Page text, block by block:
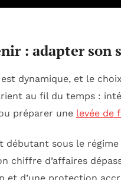
: adapter
dynamique, et le
au fil du temps :
préparer une levée de
débutant sous le
chiffre d’affaires